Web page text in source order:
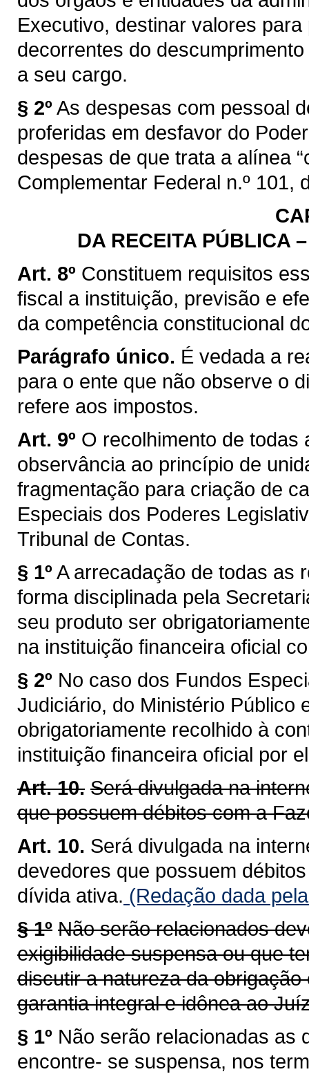
Executivo, destinar valores
decorrentes do
a seu cargo.
§ 2º As despesas com pessoal
proferidas em desfavor do
despesas de que trata a alínea
Complementar Federal n.º 101,
DA RECEITA PÚBLICA
Art. 8º Constituem requisitos
fiscal a instituição, previsão e
da competência constitucional
Parágrafo único. É vedada a
para o ente que não observe o
refere aos impostos.
Art. 9º O recolhimento de
observância ao princípio de
fragmentação para criação de
Especiais dos Poderes
Tribunal de Contas.
§ 1º A arrecadação de todas as
forma disciplinada pela
seu produto ser
na instituição financeira oficial
§ 2º No caso dos Fundos
Judiciário, do Ministério Público
obrigatoriamente recolhido à
instituição financeira oficial por
Art. 10. Será divulgada na
que possuem débitos com a
Art. 10. Será divulgada na
devedores que possuem
dívida ativa. (Redação dada
§ 1º Não serão relacionados
exigibilidade suspensa ou que
discutir a natureza da
garantia integral e idônea ao
§ 1º Não serão relacionadas as
encontre- se suspensa, nos